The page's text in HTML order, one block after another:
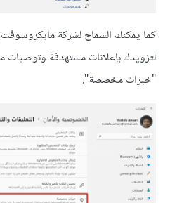
كما يمكنك السماح لشركة
لتزويدك بإعلانات مستهدفة
"خبرات مخصصة".